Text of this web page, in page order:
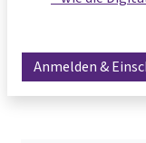
Anmelden &